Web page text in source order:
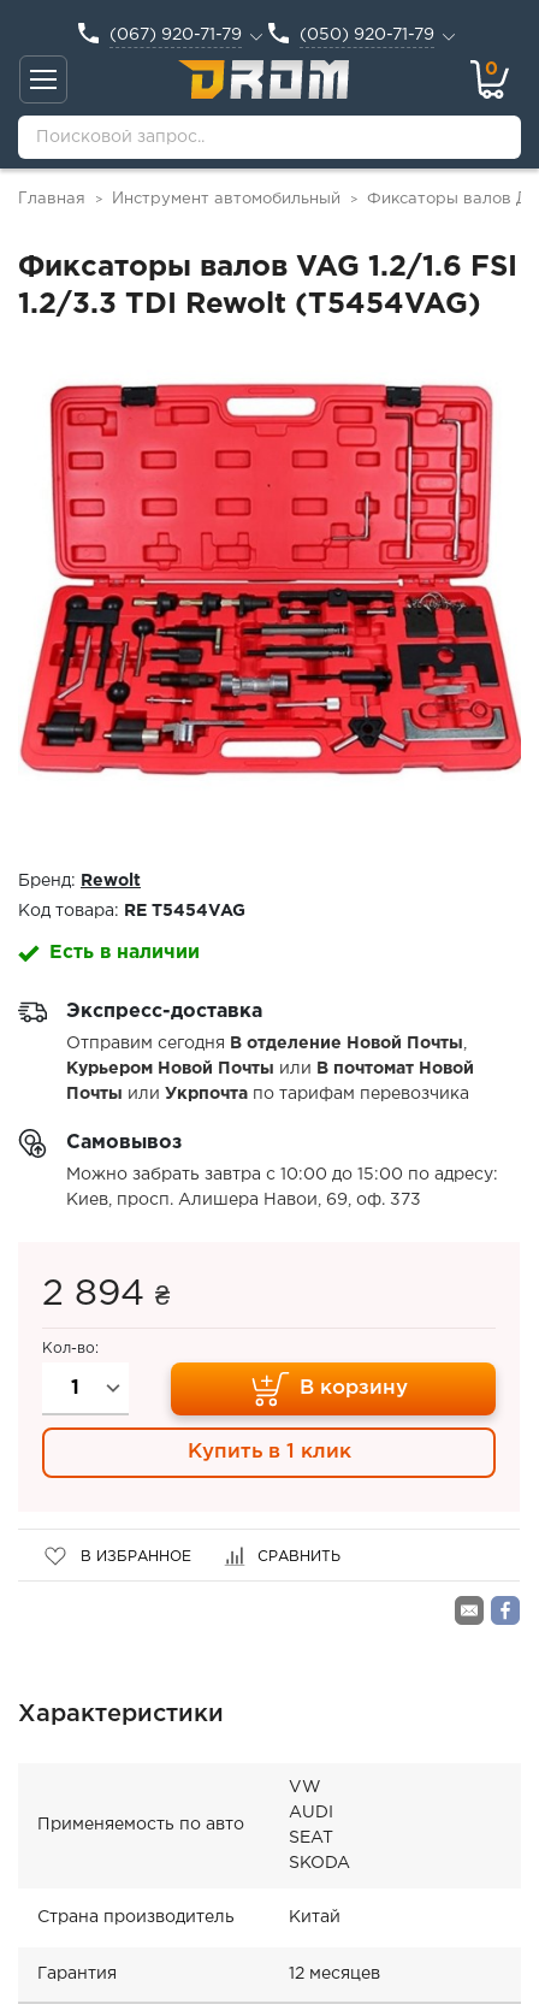
(067) 920-71-79 (050) 920-71-79
0
Главная > Инструмент автомобильный > Фиксаторы валов
Фиксаторы валов VAG 1.2/1.6 FSI
1.2/3.3 TDI Rewolt (T5454VAG)
Бренд: Rewolt
Код товара: RE T5454VAG
Есть в наличии
Экспресс-доставка
Отправим сегодня В отделение Новой Почты
Курьером Новой Почты или
В почтомат Новой
Почты или Укрпочта по тарифам перевозчика
Самовывоз
Можно забрать завтра с 10:00 до 15:00 по адресу:
Киев, просп. Алишера Навои, 69, оф. 373
2 894 ₴
Кол-во:
В корзину
Купить в 1 клик
В ИЗБРАННОЕ СРАВНИТЬ
Характеристики
Применяемость по авто
VW
AUDI
SEAT
SKODA
Страна производитель Китай
Гарантия 12 месяцев